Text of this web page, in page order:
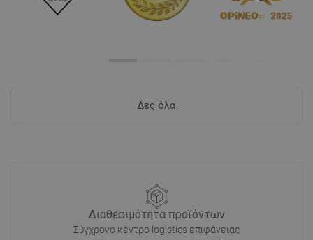
Δες όλα
Διαθεσιμότητα προϊόντων
Σύγχρονο κέντρο logistics επιφάνειας